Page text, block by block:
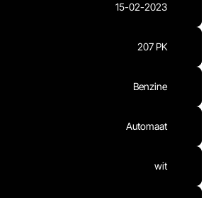
15-02-2023
207 PK
Benzine
Automaat
wit